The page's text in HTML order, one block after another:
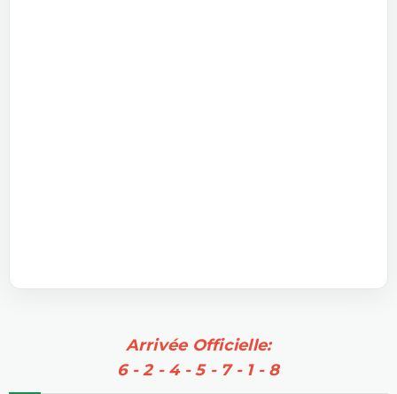
Arrivée Officielle:
6 - 2 - 4 - 5 - 7 - 1 - 8